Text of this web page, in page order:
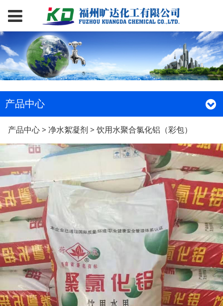
产品中心
饮用水聚合氯化铝（彩
包）
产品中心>净水絮凝剂 >饮用水聚合氯化铝（彩包）